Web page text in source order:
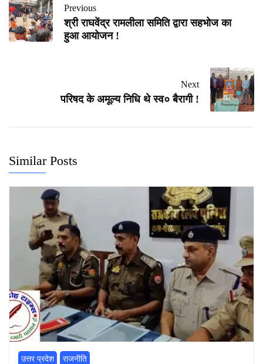
Previous
श्री राघवेंद्र रामलीला समिति द्वारा सहभोज का
हुआ आयोजन !
Next
परिषद के अमूल्य निधि थे स्व० बैरागी !
Similar Posts
उत्तर प्रदेश राजनीति